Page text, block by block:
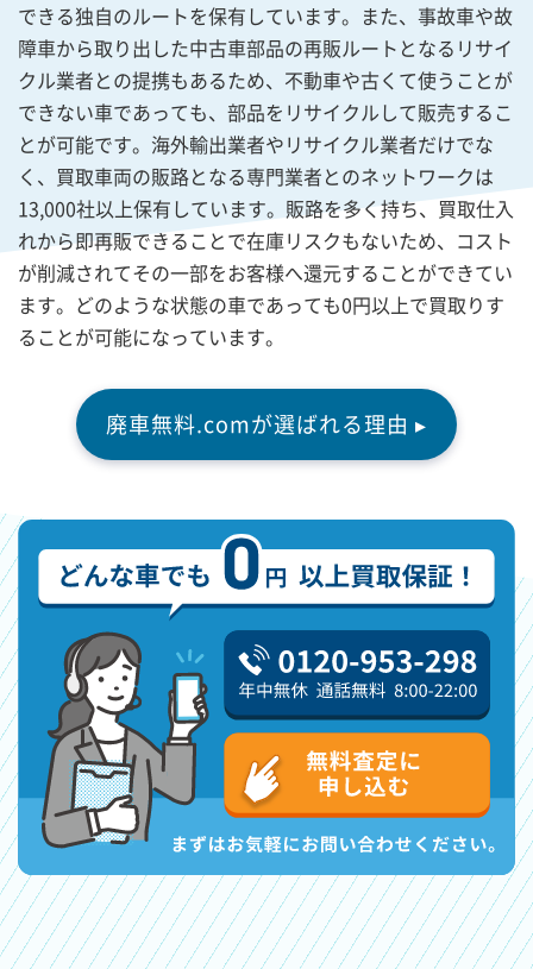
できる独自のルートを保有しています。また、事故車や故
障車から取り出した中古車部品の再販ルートとなるリサイ
クル業者との提携もあるため、不動車や古くて使うことが
できない車であっても、部品をリサイクルして販売するこ
とが可能です。海外輸出業者やリサイクル業者だけでな
く、買取車両の販路となる専門業者とのネットワークは
13,000社以上保有しています。販路を多く持ち、買取仕入
れから即再販できることで在庫リスクもないため、コスト
が削減されてその一部をお客様へ還元することができてい
ます。どのような状態の車であっても0円以上で買取りす
ることが可能になっています。
廃車無料.comが選ばれる理由 ▸